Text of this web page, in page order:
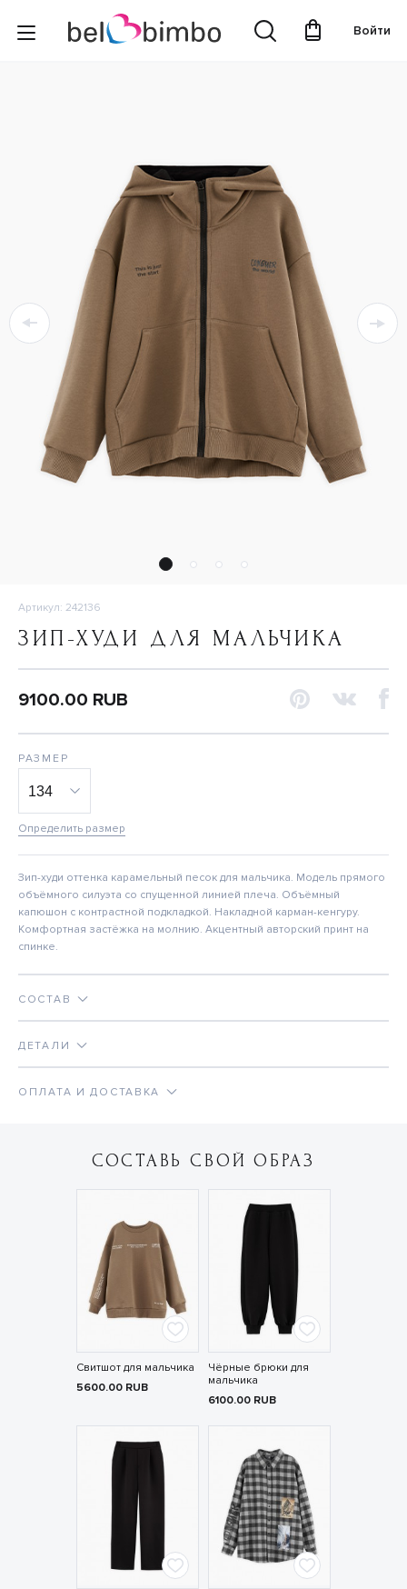
Войти
Артикул: 242136
ЗИП-ХУДИ ДЛЯ МАЛЬЧИКА
9100.00 RUB
РАЗМЕР
Определить размер
Зип-худи оттенка карамельный песок для мальчика. Модель прямого
объёмного силуэта со спущенной линией плеча. Объёмный
капюшон с контрастной подкладкой. Накладной карман-кенгуру.
Комфортная застёжка на молнию. Акцентный авторский принт на
спинке.
СОСТАВ
ДЕТАЛИ
ОПЛАТА И ДОСТАВКА
СОСТАВЬ СВОЙ ОБРАЗ
Свитшот для мальчика
5600.00 RUB
Чёрные брюки для
мальчика
6100.00 RUB